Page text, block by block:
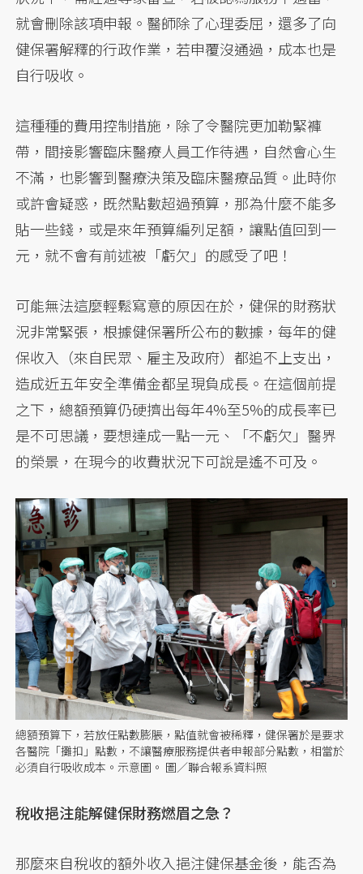
就會刪除該項申報。醫師除了心理委屈，還多了向
健保署解釋的行政作業，若申覆沒通過，成本也是
自行吸收。
這種種的費用控制措施，除了令醫院更加勒緊褲
帶，間接影響臨床醫療人員工作待遇，自然會心生
不滿，也影響到醫療決策及臨床醫療品質。此時你
或許會疑惑，既然點數超過預算，那為什麼不能多
貼一些錢，或是來年預算編列足額，讓點值回到一
元，就不會有前述被「虧欠」的感受了吧！
可能無法這麼輕鬆寫意的原因在於，健保的財務狀
況非常緊張，根據健保署所公布的數據，每年的健
保收入（來自民眾、雇主及政府）都追不上支出，
造成近五年安全準備金都呈現負成長。在這個前提
之下，總額預算仍硬擠出每年4%至5%的成長率已
是不可思議，要想達成一點一元、「不虧欠」醫界
的榮景，在現今的收費狀況下可說是遙不可及。
總額預算下，若放任點數膨脹，點值就會被稀釋，健保署於是要求
各醫院「攤扣」點數，不讓醫療服務提供者申報部分點數，相當於
必須自行吸收成本。示意圖。 圖／聯合報系資料照
稅收挹注能解健保財務燃眉之急？
那麼來自稅收的額外收入挹注健保基金後，能否為